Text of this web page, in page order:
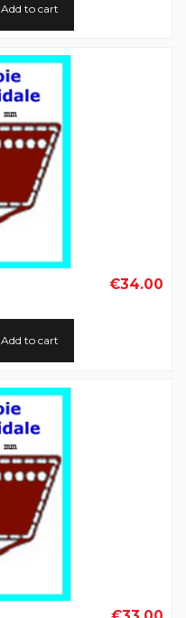
Add to cart
€34.00
Add to cart